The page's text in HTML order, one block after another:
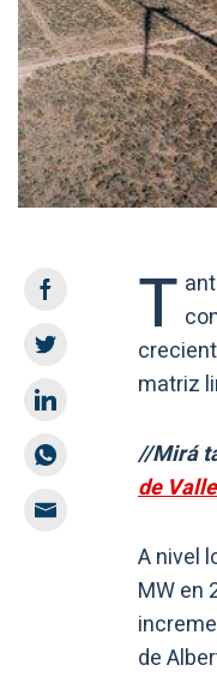
T
matriz
//Mirá
de
A nivel
MW en
de